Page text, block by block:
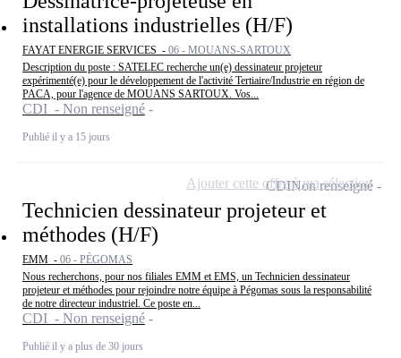
installations industrielles (H/F)
FAYAT ENERGIE SERVICES - 06 - MOUANS-SARTOUX
Description du poste : SATELEC recherche un(e) dessinateur projeteur
expérimenté(e) pour le développement de l'activité Tertiaire/Industrie en région de
PACA, pour l'agence de MOUANS SARTOUX. Vos...
CDI - Non renseigné
Publié il y a 15 jours
Technicien dessinateur projeteur et
méthodes (H/F)
EMM - 06 - PÉGOMAS
Nous recherchons, pour nos filiales EMM et EMS, un Technicien dessinateur
projeteur et méthodes pour rejoindre notre équipe à Pégomas sous la responsabilité
de notre directeur industriel. Ce poste en...
CDI - Non renseigné
Publié il y a plus de 30 jours
CDINon renseigné
Ajouter cette offre à ma sélection